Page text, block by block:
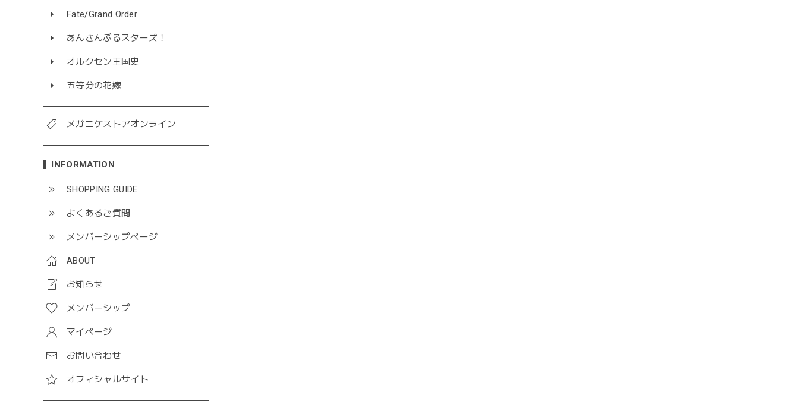
Fate/Grand Order
あんさんぶるスターズ！
オルクセン王国史
五等分の花嫁
メガニケストアオンライン
INFORMATION
SHOPPING GUIDE
よくあるご質問
メンバーシップページ
ABOUT
お知らせ
メンバーシップ
マイページ
お問い合わせ
オフィシャルサイト